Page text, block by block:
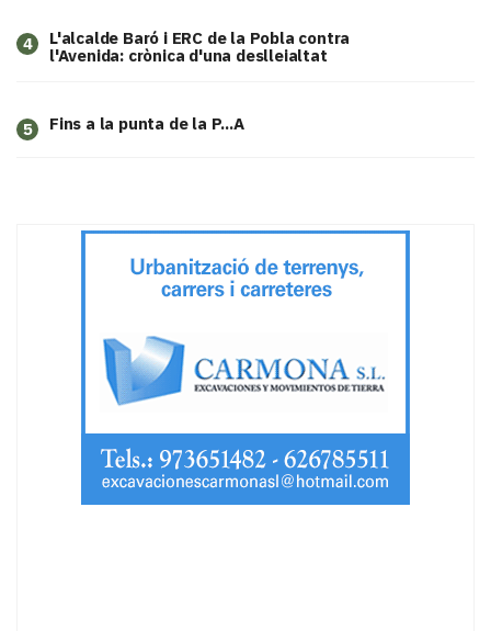
4
L'alcalde Baró i ERC de la Pobla contra
l'Avenida: crònica d'una deslleialtat
5 Fins a la punta de la P...A